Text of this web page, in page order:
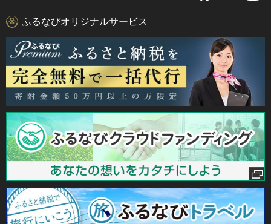
ふるなびオリジナルサービス